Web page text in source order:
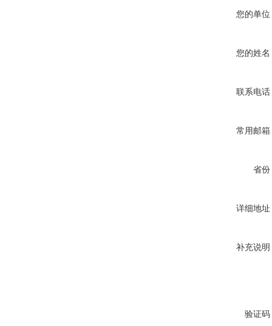
您的单位
您的姓名
联系电话
常用邮箱
省份
详细地址
补充说明
验证码